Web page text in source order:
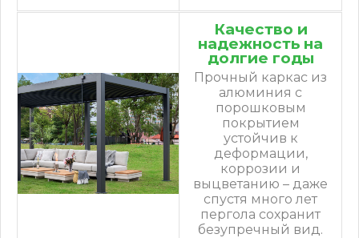
Качество и
надежность на
долгие годы
Прочный каркас из
алюминия с
порошковым
покрытием
устойчив к
деформации,
коррозии и
выцветанию – даже
спустя много лет
пергола сохранит
безупречный вид.